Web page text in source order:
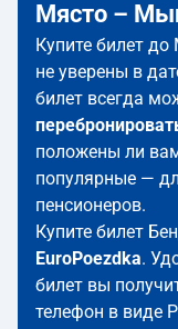
Място –
Купите билет
не уверены в
билет всегда
положены ли
популярные —
пенсионеров.
Купите билет
EuroPoezdka.
билет вы
телефон в виде